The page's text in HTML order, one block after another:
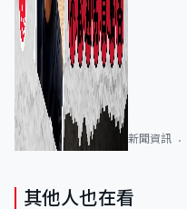
新聞資訊
其他人也在看